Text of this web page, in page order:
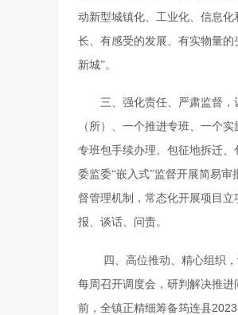
动新型城镇化、工业化、信息
长、有感受的发展、有实物量
新城”。
三、强化责任、严肃监督，
（所）、一个推进专班、一个
专班包手续办理、包征地拆迁
委监委“嵌入式”监督开展简易
督管理机制，常态化开展项目
报、谈话、问责。
四、高位推动、精心组织
每周召开调度会，研判解决推进
前，全镇正精细筹备筠连县